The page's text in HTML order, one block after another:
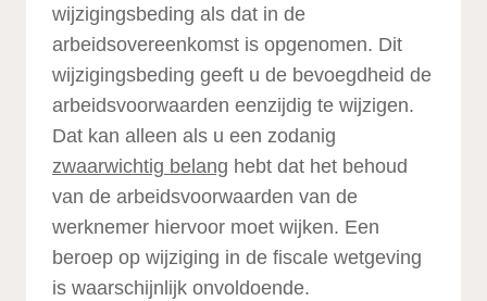
wijzigingsbeding als dat in de
arbeidsovereenkomst is opgenomen. Dit
wijzigingsbeding geeft u de bevoegdheid de
arbeidsvoorwaarden eenzijdig te wijzigen.
Dat kan alleen als u een zodanig
zwaarwichtig belang hebt dat het behoud
van de arbeidsvoorwaarden van de
werknemer hiervoor moet wijken. Een
beroep op wijziging in de fiscale wetgeving
is waarschijnlijk onvoldoende.